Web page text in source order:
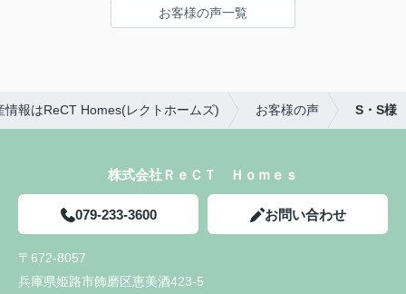
お客様の声一覧
情報はReCT Homes(レクトホームズ) お客様の声 S・S様
株式会社ＲｅＣＴ Ｈｏｍｅｓ
079-233-3600 お問い合わせ
〒672-8057
兵庫県姫路市飾磨区恵美酒423-5